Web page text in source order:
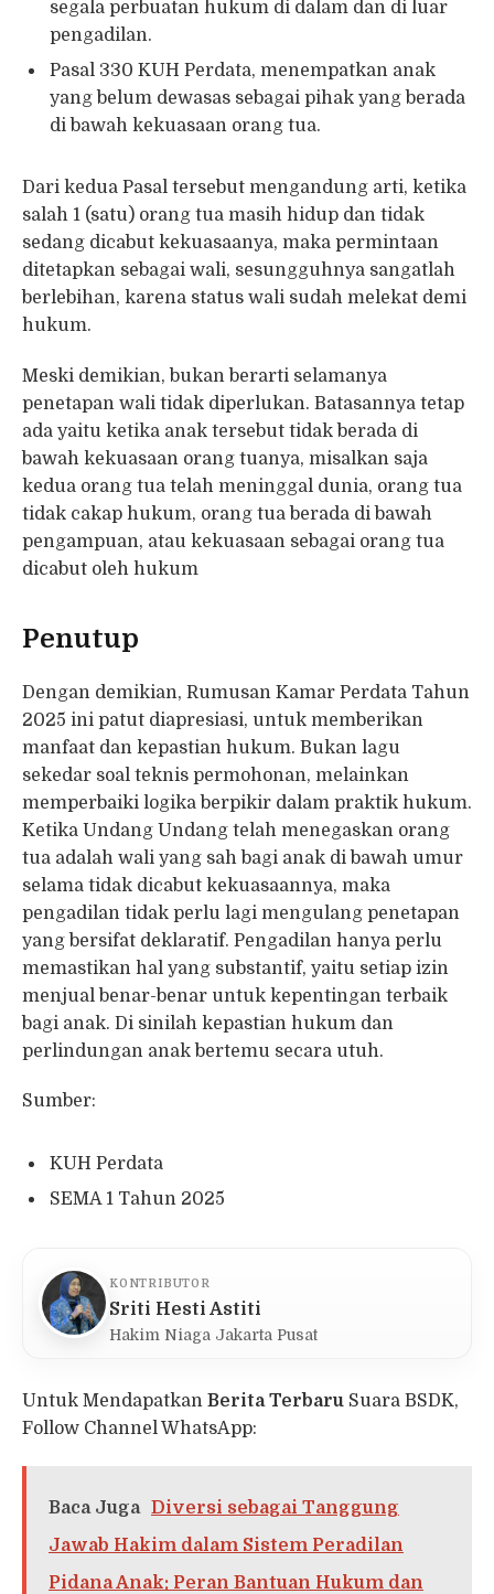
segala perbuatan hukum di dalam dan di luar
pengadilan.
Pasal 330 KUH Perdata, menempatkan anak
yang belum dewasas sebagai pihak yang berada
di bawah kekuasaan orang tua.
Dari kedua Pasal tersebut mengandung arti, ketika
salah 1 (satu) orang tua masih hidup dan tidak
sedang dicabut kekuasaanya, maka permintaan
ditetapkan sebagai wali, sesungguhnya sangatlah
berlebihan, karena status wali sudah melekat demi
hukum.
Meski demikian, bukan berarti selamanya
penetapan wali tidak diperlukan. Batasannya tetap
ada yaitu ketika anak tersebut tidak berada di
bawah kekuasaan orang tuanya, misalkan saja
kedua orang tua telah meninggal dunia, orang tua
tidak cakap hukum, orang tua berada di bawah
pengampuan, atau kekuasaan sebagai orang tua
dicabut oleh hukum
Penutup
Dengan demikian, Rumusan Kamar Perdata Tahun
2025 ini patut diapresiasi, untuk memberikan
manfaat dan kepastian hukum. Bukan lagu
sekedar soal teknis permohonan, melainkan
memperbaiki logika berpikir dalam praktik hukum.
Ketika Undang Undang telah menegaskan orang
tua adalah wali yang sah bagi anak di bawah umur
selama tidak dicabut kekuasaannya, maka
pengadilan tidak perlu lagi mengulang penetapan
yang bersifat deklaratif. Pengadilan hanya perlu
memastikan hal yang substantif, yaitu setiap izin
menjual benar-benar untuk kepentingan terbaik
bagi anak. Di sinilah kepastian hukum dan
perlindungan anak bertemu secara utuh.
Sumber:
KUH Perdata
SEMA 1 Tahun 2025
KONTRIBUTOR
Sriti Hesti Astiti
Hakim Niaga Jakarta Pusat
Untuk Mendapatkan Berita Terbaru Suara BSDK,
Follow Channel WhatsApp:
Baca Juga Diversi sebagai Tanggung
Jawab Hakim dalam Sistem Peradilan
Pidana Anak: Peran Bantuan Hukum dan